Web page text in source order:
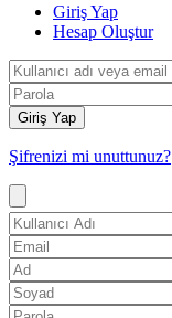
Giriş Yap
Hesap Oluştur
Giriş Yap
Şifrenizi mi unuttunuz?